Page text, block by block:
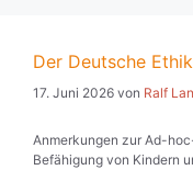
Der Deutsche
17. Juni 2026 von Ralf
Anmerkungen zur Ad-
Befähigung von Kindern